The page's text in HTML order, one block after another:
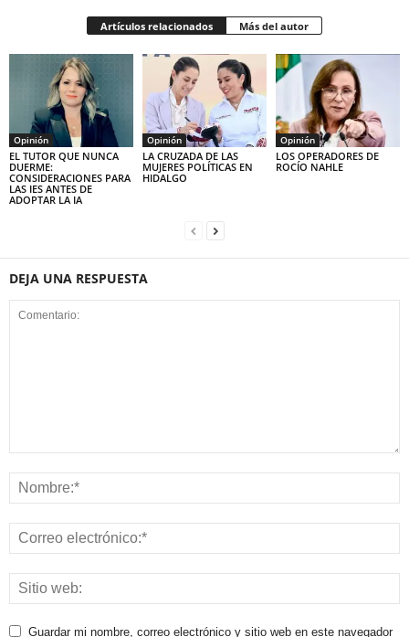
Artículos relacionados Más del autor
Opinión
EL TUTOR QUE NUNCA
DUERME:
CONSIDERACIONES PARA
LAS IES ANTES DE
ADOPTAR LA IA
Opinión
LA CRUZADA DE LAS
MUJERES POLÍTICAS EN
HIDALGO
Opinión
LOS OPERADORES DE
ROCÍO NAHLE
DEJA UNA RESPUESTA
Guardar mi nombre, correo electrónico y sitio web en este navegador